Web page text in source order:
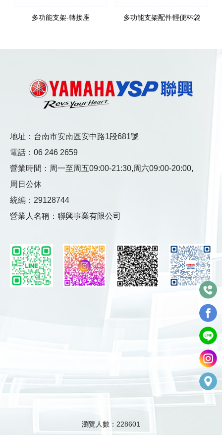
多功能支架-轉接座 多功能支架配件 輕便杯袋
地址：台南市安南區安中路1段681號
電話： 06 246 2659
營業時間： 周一至周五09:00-21:30,周六09:00-20:00,
周日公休
統編：29128744
營業人名稱：聯興事業有限公司
瀏覽人數：228601